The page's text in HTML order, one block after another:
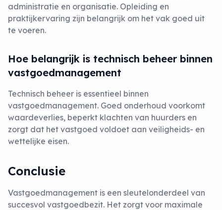
administratie en organisatie. Opleiding en
praktijkervaring zijn belangrijk om het vak goed uit
te voeren.
Hoe belangrijk is technisch beheer binnen
vastgoedmanagement
Technisch beheer is essentieel binnen
vastgoedmanagement. Goed onderhoud voorkomt
waardeverlies, beperkt klachten van huurders en
zorgt dat het vastgoed voldoet aan veiligheids- en
wettelijke eisen.
Conclusie
Vastgoedmanagement is een sleutelonderdeel van
succesvol vastgoedbezit. Het zorgt voor maximale